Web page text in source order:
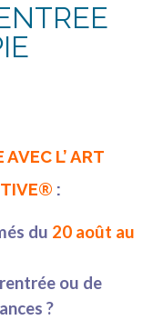
AVEC L’ ART
:
du 20 août au
ou de
?